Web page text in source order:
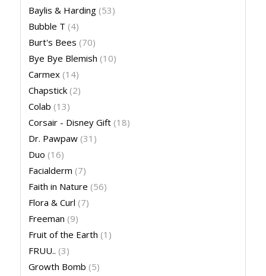
Baylis & Harding (53)
Bubble T (4)
Burt's Bees (70)
Bye Bye Blemish (10)
Carmex (14)
Chapstick (2)
Colab (13)
Corsair - Disney Gift (18)
Dr. Pawpaw (31)
Duo (16)
Facialderm (7)
Faith in Nature (56)
Flora & Curl (7)
Freeman (9)
Fruit of the Earth (1)
FRUU.. (3)
Growth Bomb (5)